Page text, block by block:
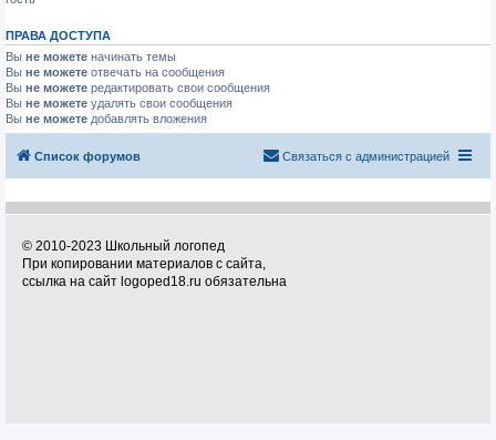
ПРАВА ДОСТУПА
Вы не можете начинать темы
Вы не можете отвечать на сообщения
Вы не можете редактировать свои сообщения
Вы не можете удалять свои сообщения
Вы не можете добавлять вложения
Список форумов Связаться с администрацией
© 2010-2023 Школьный логопед
При копировании материалов с сайта,
ссылка на сайт logoped18.ru обязательна